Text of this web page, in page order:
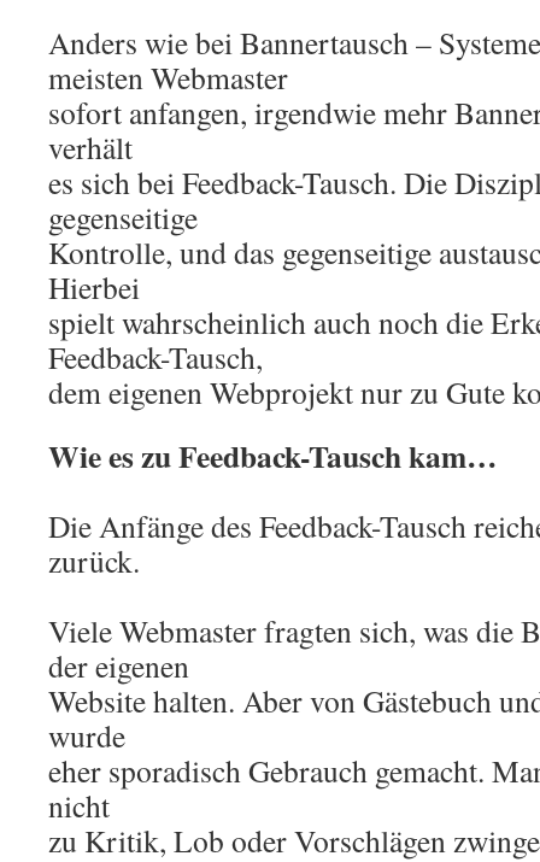
Anders wie bei Bannertausch –
meisten Webmaster
sofort anfangen, irgendwie mehr
verhält
es sich bei Feedback-Tausch. Die
gegenseitige
Kontrolle, und das gegenseitige
Hierbei
spielt wahrscheinlich auch noch die
Feedback-Tausch,
dem eigenen Webprojekt nur zu Gute
Wie es zu Feedback-Tausch kam…
Die Anfänge des Feedback-Tausch
zurück.
Viele Webmaster fragten sich, was die
der eigenen
Website halten. Aber von Gästebuch
wurde
eher sporadisch Gebrauch gemacht.
nicht
zu Kritik, Lob oder Vorschlägen